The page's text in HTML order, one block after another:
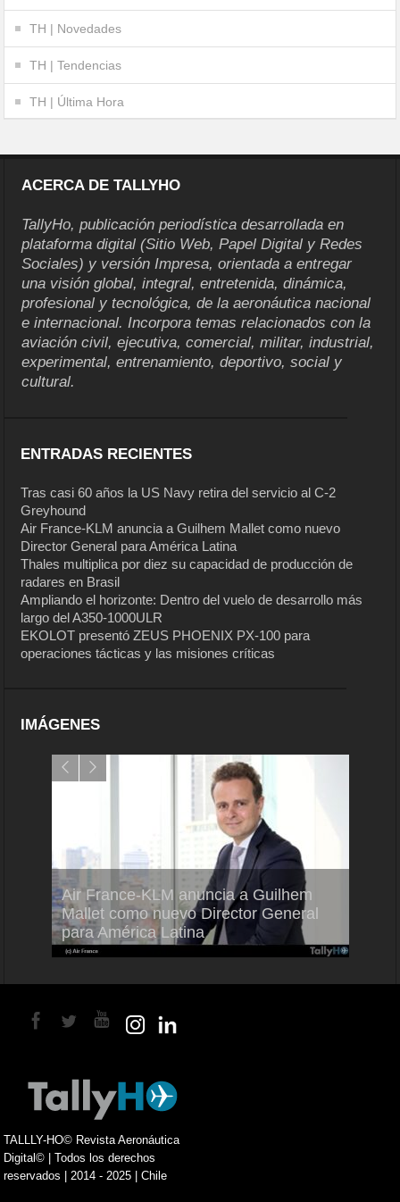
TH | Novedades
TH | Tendencias
TH | Última Hora
ACERCA DE TALLYHO
TallyHo, publicación periodística desarrollada en
plataforma digital (Sitio Web, Papel Digital y Redes
Sociales) y versión Impresa, orientada a entregar
una visión global, integral, entretenida, dinámica,
profesional y tecnológica, de la aeronáutica nacional
e internacional. Incorpora temas relacionados con la
aviación civil, ejecutiva, comercial, militar, industrial,
experimental, entrenamiento, deportivo, social y
cultural.
ENTRADAS RECIENTES
Tras casi 60 años la US Navy retira del servicio al C-2
Greyhound
Air France-KLM anuncia a Guilhem Mallet como nuevo
Director General para América Latina
Thales multiplica por diez su capacidad de producción de
radares en Brasil
Ampliando el horizonte: Dentro del vuelo de desarrollo más
largo del A350-1000ULR
EKOLOT presentó ZEUS PHOENIX PX-100 para
operaciones tácticas y las misiones críticas
IMÁGENES
Air France-KLM anuncia a Guilhem
Mallet como nuevo Director General
para América Latina
TALLLY-HO© Revista Aeronáutica
Digital© | Todos los derechos
reservados | 2014 - 2025 | Chile